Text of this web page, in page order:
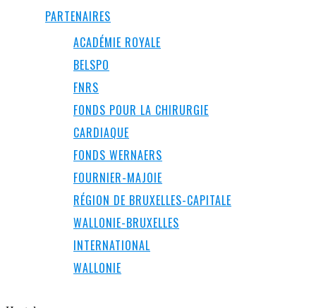
PARTENAIRES
ACADÉMIE ROYALE
BELSPO
FNRS
FONDS POUR LA CHIRURGIE
CARDIAQUE
FONDS WERNAERS
FOURNIER-MAJOIE
RÉGION DE BRUXELLES-CAPITALE
WALLONIE-BRUXELLES
INTERNATIONAL
WALLONIE